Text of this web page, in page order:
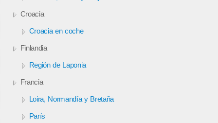
Croacia
Croacia en coche
Finlandia
Región de Laponia
Francia
Loira, Normandía y Bretaña
París